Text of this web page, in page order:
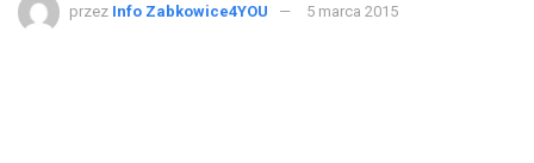
przez Info Zabkowice4YOU 5 marca 2015